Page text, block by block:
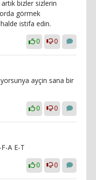
bizler sizlerin
görmek
istifa edin.
0 0
ayçin sana bir
0 0
A E-T
0 0